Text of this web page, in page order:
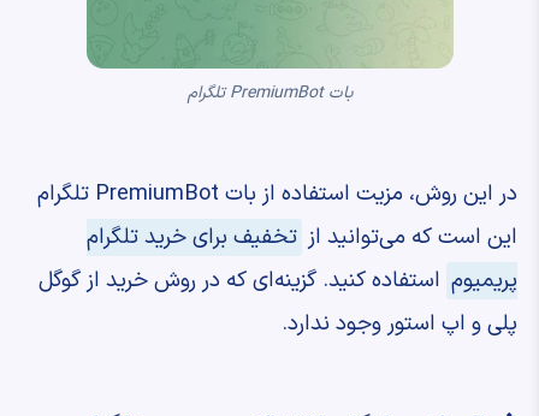
بات PremiumBot تلگرام
در این روش، مزیت استفاده از بات PremiumBot تلگرام
این است که می‌توانید از تخفیف برای خرید تلگرام
پریمیوم استفاده کنید. گزینه‌ای که در روش خرید از گوگل
پلی و اپ استور وجود ندارد.